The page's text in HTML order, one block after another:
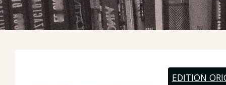
EDITION